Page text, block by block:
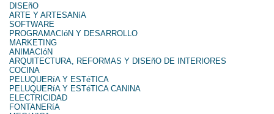
DISEñO
ARTE Y ARTESANíA
SOFTWARE
PROGRAMACIóN Y DESARROLLO
MARKETING
ANIMACIóN
ARQUITECTURA, REFORMAS Y DISEñO DE INTERIORES
COCINA
PELUQUERíA Y ESTéTICA
PELUQUERíA Y ESTéTICA CANINA
ELECTRICIDAD
FONTANERíA